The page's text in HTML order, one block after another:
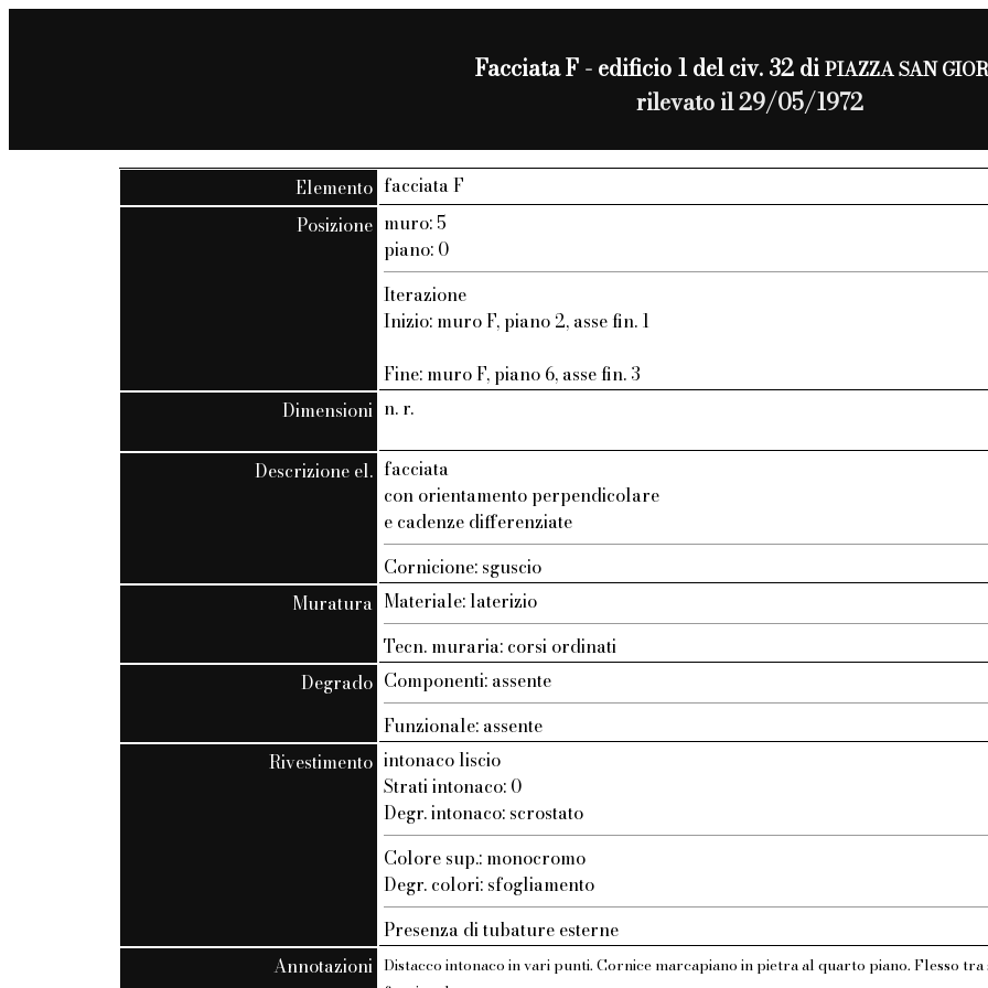
Facciata F - edificio 1 del civ. 32 diPIAZZA SAN
rilevato il 29/05/1972
Elemento facciata F
Posizione muro: 5
piano: 0
Iterazione
Inizio: muro F, piano 2, asse fin. 1
Fine: muro F, piano 6, asse fin. 3
Dimensioni n. r.
Descrizione el. facciata
con orientamento perpendicolare
e cadenze differenziate
Cornicione: sguscio
Muratura Materiale: laterizio
Tecn. muraria: corsi ordinati
Degrado Componenti: assente
Funzionale: assente
Rivestimento intonaco liscio
Strati intonaco: 0
Degr. intonaco: scrostato
Colore sup.: monocromo
Degr. colori: sfogliamento
Presenza di tubature esterne
Annotazioni Distacco intonaco in vari punti. Cornice marcapiano in pietra al quarto piano. Flesso